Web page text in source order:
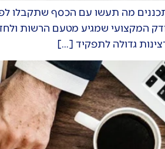
מה תעשו עם הכסף שתקבלו
שמגיע מטעם הרשות
גדולה לתפקיד […]